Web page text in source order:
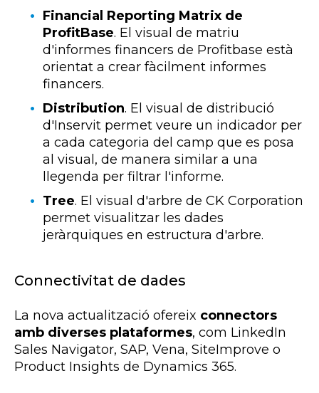
Financial Reporting Matrix de
ProfitBase. El visual de matriu
d'informes financers de Profitbase està
orientat a crear fàcilment informes
financers.
Distribution. El visual de distribució
d'Inservit permet veure un indicador per
a cada categoria del camp que es posa
al visual, de manera similar a una
llegenda per filtrar l'informe.
Tree. El visual d'arbre de CK Corporation
permet visualitzar les dades
jeràrquiques en estructura d'arbre.
Connectivitat de dades
La nova actualització ofereix connectors
amb diverses plataformes, com LinkedIn
Sales Navigator, SAP, Vena, SiteImprove o
Product Insights de Dynamics 365.